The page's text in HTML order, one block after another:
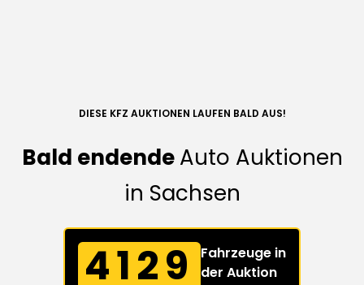
DIESE KFZ AUKTIONEN LAUFEN BALD AUS!
Bald endendeAuto Auktionen
in Sachsen
4129
Fahrzeuge in
der Auktion